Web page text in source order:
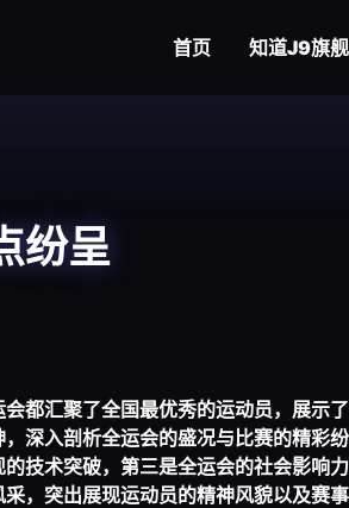
首页 知道J9旗
纷呈
都汇聚了全国最优秀的运动员，展示
深入剖析全运会的盛况与比赛的精彩
技术突破，第三是全运会的社会影响
，突出展现运动员的精神风貌以及赛